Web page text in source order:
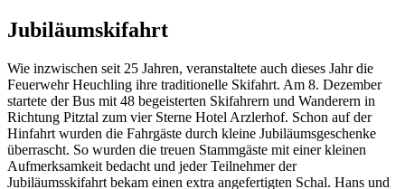
Jubiläumskifahrt
Wie inzwischen seit 25 Jahren, veranstaltete auch dieses Jahr die
Feuerwehr Heuchling ihre traditionelle Skifahrt. Am 8. Dezember
startete der Bus mit 48 begeisterten Skifahrern und Wanderern in
Richtung Pitztal zum vier Sterne Hotel Arzlerhof. Schon auf der
Hinfahrt wurden die Fahrgäste durch kleine Jubiläumsgeschenke
überrascht. So wurden die treuen Stammgäste mit einer kleinen
Aufmerksamkeit bedacht und jeder Teilnehmer der
Jubiläumsskifahrt bekam einen extra angefertigten Schal. Hans und